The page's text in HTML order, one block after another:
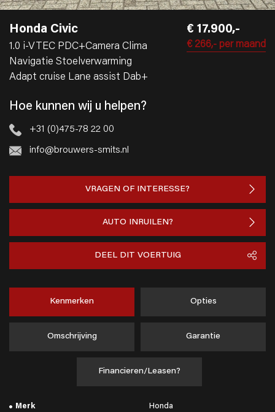
Honda Civic
1.0 i-VTEC PDC+Camera Clima
Navigatie Stoelverwarming
Adapt cruise Lane assist Dab+
€ 17.900,-
€ 266,-per maand
Hoe kunnen wij u helpen?
+31 (0)475-78 22 00
info@brouwers-smits.nl
VRAGEN OF INTERESSE?
AUTO INRUILEN?
DEEL DIT VOERTUIG
Kenmerken Opties
Omschrijving Garantie
Financieren/Leasen?
Merk
Honda